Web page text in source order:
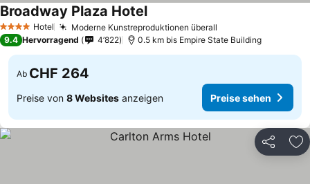
4 Sterne Hotel Moderne Kunstreproduktionen überall
Broadway Plaza Hotel
9.4 Hervorragend 4’822 0.5 km bis Empire State Building
Ab CHF 264
Preise von 8 Websites anzeigen Preise sehen
Teilen